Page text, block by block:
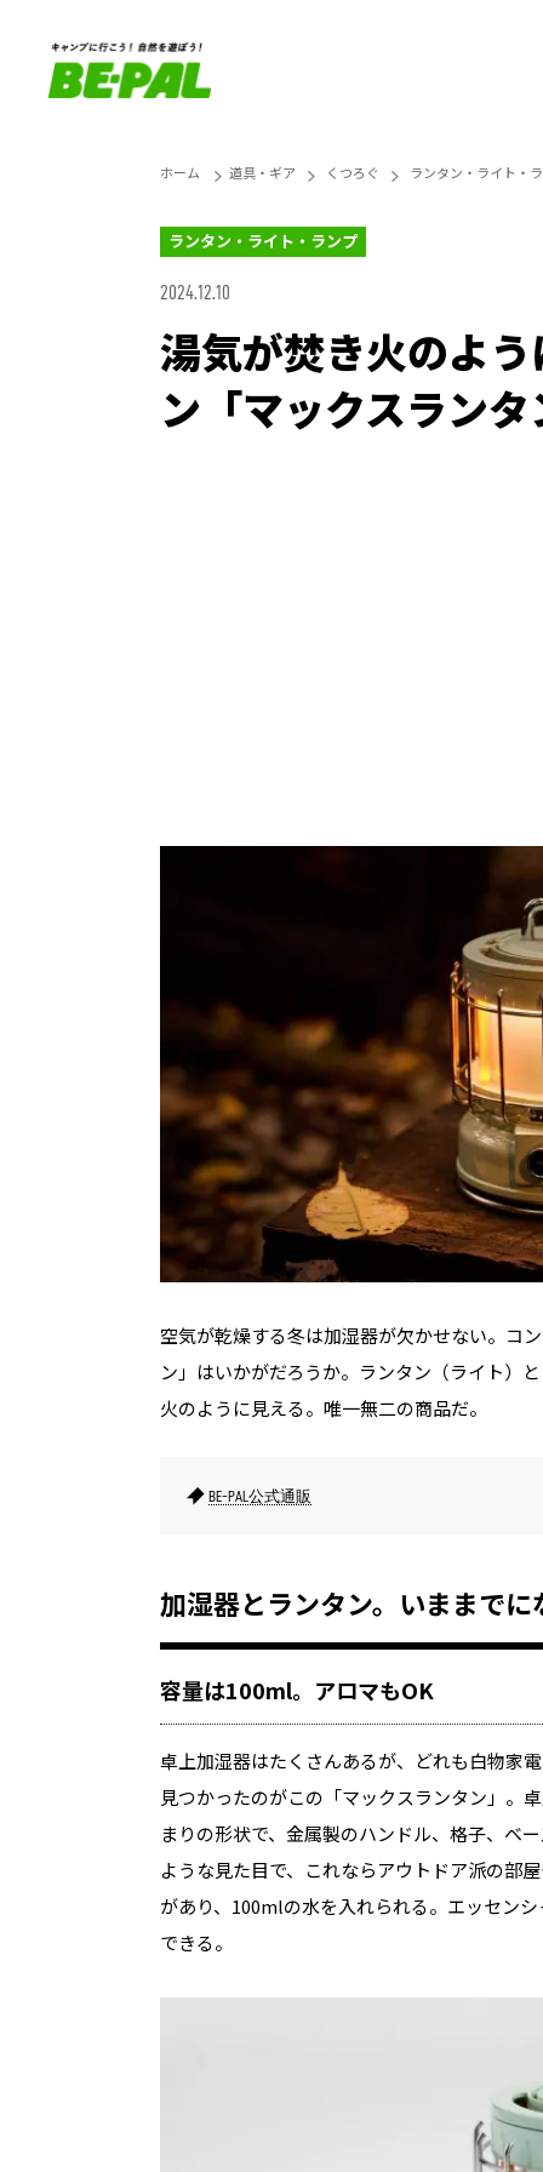
ホーム 道具・ギア くつろぐ ランタン・ライト・
ランタン・ライト・ランプ
2024.12.10
湯気が焚き火のよ
ン「マックスラン
空気が乾燥する冬は加湿器が欠かせない。コ
ン」はいかがだろうか。ランタン（ライト）
火のように見える。唯一無二の商品だ。
BE-PAL公式通販
加湿器とランタン。いままで
容量は100ml。アロマもOK
卓上加湿器はたくさんあるが、どれも白物家
見つかったのがこの「マックスランタン」。
まりの形状で、金属製のハンドル、格子、ベ
ような見た目で、これならアウトドア派の部
があり、100mlの水を入れられる。エッセン
できる。